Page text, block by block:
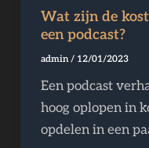
Wat zijn de
een podcast?
admin/ 12/01/2023
Een podcast
hoog oplopen in
opdelen in een
zijn
de
kosten
het
maken
van